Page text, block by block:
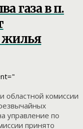
газа в п.
жилья
областной комиссии
управление по
принято